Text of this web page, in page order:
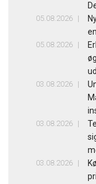
05.08.2026
05.08.2026
03.08.2026
03.08.2026
03.08.2026